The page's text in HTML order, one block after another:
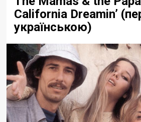
California Dreamin’
українською)